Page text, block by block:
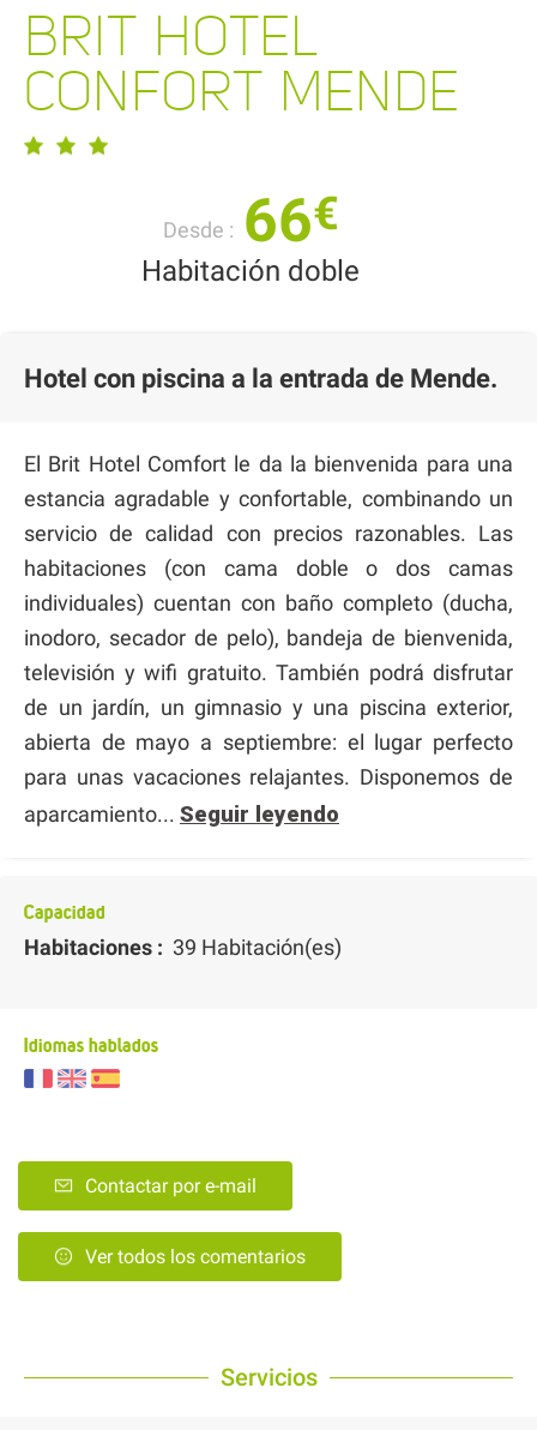
BRIT HOTEL
CONFORT MENDE
Desde : 66€
Habitación doble
Hotel con piscina a la entrada de Mende.
El Brit Hotel Comfort le da la bienvenida para una
estancia agradable y confortable, combinando un
servicio de calidad con precios razonables. Las
habitaciones (con cama doble o dos camas
individuales) cuentan con baño completo (ducha,
inodoro, secador de pelo), bandeja de bienvenida,
televisión y wifi gratuito. También podrá disfrutar
de un jardín, un gimnasio y una piscina exterior,
abierta de mayo a septiembre: el lugar perfecto
para unas vacaciones relajantes. Disponemos de
aparcamiento... Seguir leyendo
Capacidad
Habitaciones : 39 Habitación(es)
Idiomas hablados
Contactar por e-mail
Ver todos los comentarios
Servicios